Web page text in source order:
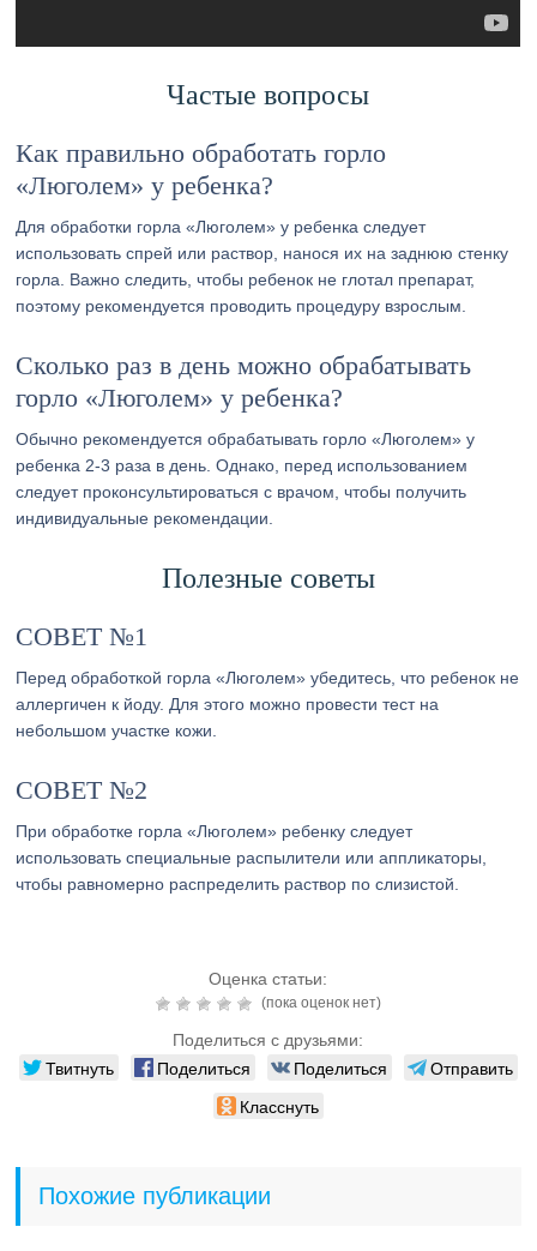
Частые вопросы
Как правильно обработать горло
«Люголем» у ребенка?
Для обработки горла «Люголем» у ребенка следует
использовать спрей или раствор, нанося их на заднюю стенку
горла. Важно следить, чтобы ребенок не глотал препарат,
поэтому рекомендуется проводить процедуру взрослым.
Сколько раз в день можно обрабатывать
горло «Люголем» у ребенка?
Обычно рекомендуется обрабатывать горло «Люголем» у
ребенка 2-3 раза в день. Однако, перед использованием
следует проконсультироваться с врачом, чтобы получить
индивидуальные рекомендации.
Полезные советы
СОВЕТ №1
Перед обработкой горла «Люголем» убедитесь, что ребенок не
аллергичен к йоду. Для этого можно провести тест на
небольшом участке кожи.
СОВЕТ №2
При обработке горла «Люголем» ребенку следует
использовать специальные распылители или аппликаторы,
чтобы равномерно распределить раствор по слизистой.
Оценка статьи:
(пока оценок нет)
Поделиться с друзьями:
Твитнуть Поделиться Поделиться
Отправить
Класснуть
Похожие публикации